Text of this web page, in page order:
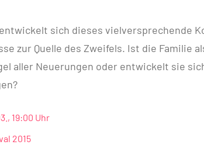
sich dieses vielversprechende
zur Quelle des Zweifels. Ist die Familie
aller Neuerungen oder entwickelt sie
19:00 Uhr
2015